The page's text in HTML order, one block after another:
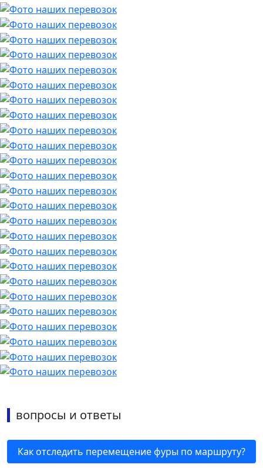
вопросы и ответы
Как отследить перемещение фуры по маршруту?